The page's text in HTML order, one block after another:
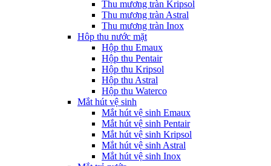
Thu mương tràn Kripsol
Thu mương tràn Astral
Thu mương tràn Inox
Hôp thu nước mặt
Hộp thu Emaux
Hộp thu Pentair
Hộp thu Kripsol
Hộp thu Astral
Hộp thu Waterco
Mắt hút vệ sinh
Mắt hút vệ sinh Emaux
Mắt hút vệ sinh Pentair
Mắt hút vệ sinh Kripsol
Mắt hút vệ sinh Astral
Mắt hút vệ sinh Inox